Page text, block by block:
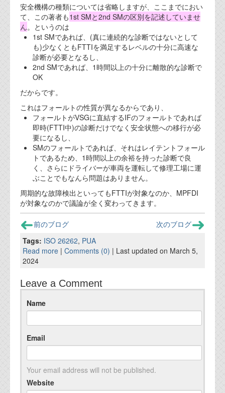
設計用語集
オンラインショップ
お問い合わせ
安全機構の種類については省略しますが、ここまでにおい
て、この著者も1st SMと2nd SMの区別を記述していませ
ん。というのは
1st SMであれば、(真に連続的な診断ではないとして
も)少なくともFTTIを満足するレベルの十分に高速な
診断が必要となるし、
2nd SMであれば、1時間以上の十分に離散的な診断で
OK
だからです。
これはフォールトの性質が異なるからであり、
フォールトがVSGに直結するIFのフォールトであれば
即時(FTTI中)の診断だけでなく安全状態への移行が必
要になるし、
SMのフォールトであれば、それはレイテントフォール
トであるため、1時間以上の余裕を持った診断で良
く、さらにドライバーが車両を運転して修理工場に運
ぶことでもなんら問題はありません。
周期的な故障検出といってもFTTIが対象なのか、MPFDI
が対象なのかで議論が全く変わってきます。
前のブログ
次のブログ
Tags: ISO 26262, PUA
Read more | Comments (0) | Last updated on March 5,
2024
Leave a Comment
Name
Email
Your email address will not be published.
Website